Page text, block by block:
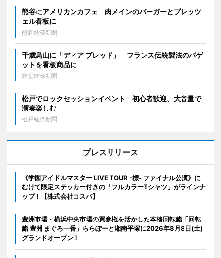
熊谷にアメリカンカフェ 肉メインのバーガーとプレッツ
ェル看板に
熊谷経済新聞
千歳烏山に「ディア ブレッド」 フランス伝統製法のバゲ
ットを看板商品に
経堂経済新聞
松戸でロックセッションイベント 初心者歓迎、大音量で
演奏楽しむ
松戸経済新聞
プレスリリース
《学園アイドルマスター LIVE TOUR -標- ファイナル公演》に
むけて限定ステッカー付きの「フルカラーTシャツ」がラインナ
ップ！【株式会社コスパ】
豊洲市場・横浜中央市場の買参権を活かした本格回転鮨「回転
鮨 豊洲 まぐろ一番」ららぽーと湘南平塚に2026年8月8日(土)
グランドオープン！